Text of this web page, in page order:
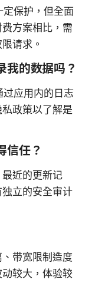
保护，但全面
方案相比，需
请求。
我的数据吗？
应用内的日志
政策以了解是
信任？
近的更新记
立的安全审计
带宽限制造度
较大，体验较